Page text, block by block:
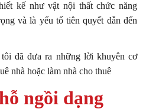
kế như vật nội thất chức năng
và là yếu tố tiên quyết dẫn đến
đã đưa ra những lời khuyên cơ
nhà hoặc làm nhà cho thuê
ngồi dạng